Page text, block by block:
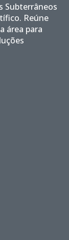
Subterrâneos
Reúne
área para